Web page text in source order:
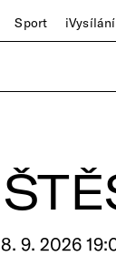
Sport iVysílání
8. 9. 2026